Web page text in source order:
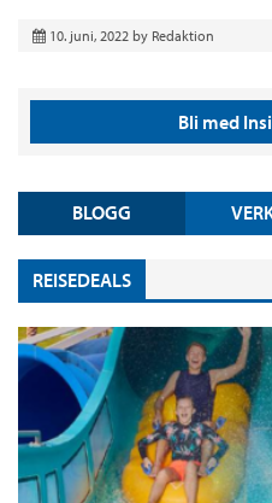
10. juni, 2022 by Redaktion
Bli med
BLOGG
REISEDEALS